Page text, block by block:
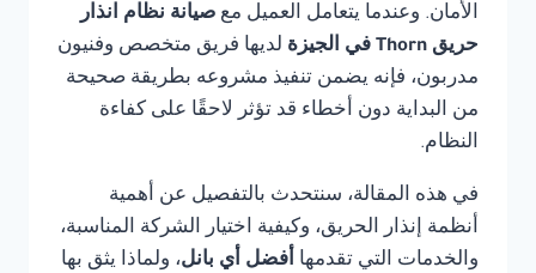
الأمان. وعندما يتعامل العميل مع صيانة نظام انذار
حريق Thorn في الجيزة
لديها فريق متخصص وفنيون
مدربون، فإنه يضمن تنفيذ مشروعه بطريقة صحيحة
من البداية دون أخطاء قد تؤثر لاحقًا على كفاءة
النظام.
في هذه المقالة، سنتحدث بالتفصيل عن أهمية
أنظمة إنذار الحريق، وكيفية اختيار الشركة المناسبة،
والخدمات التي تقدمها أفضل أي بانل، ولماذا يثق بها